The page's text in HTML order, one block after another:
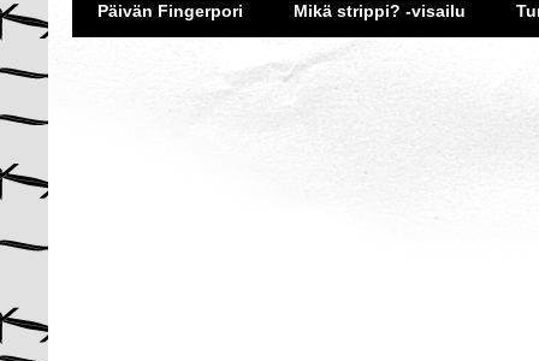
Päivän Fingerpori Mikä strippi? -visailu